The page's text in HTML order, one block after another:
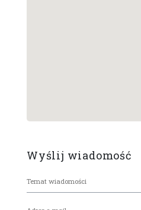
Wyślij wiadomość